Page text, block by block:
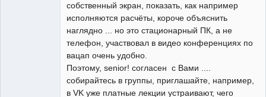
собственный экран, показать, как например
исполняются расчёты, короче объяснить
наглядно ... но это стационарный ПК, а не
телефон, участвовал в видео конференциях по
вацап очень удобно.
Поэтому, senior! согласен с Вами ....
собирайтесь в группы, приглашайте, например,
в VK уже платные лекции устраивают, чего